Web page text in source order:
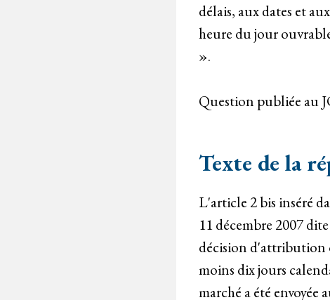
délais, aux dates et
heure du jour
».
Question publiée au
Texte de la
L'article 2 bis inséré
11 décembre 2007
décision d'attribution
moins dix jours
marché a été